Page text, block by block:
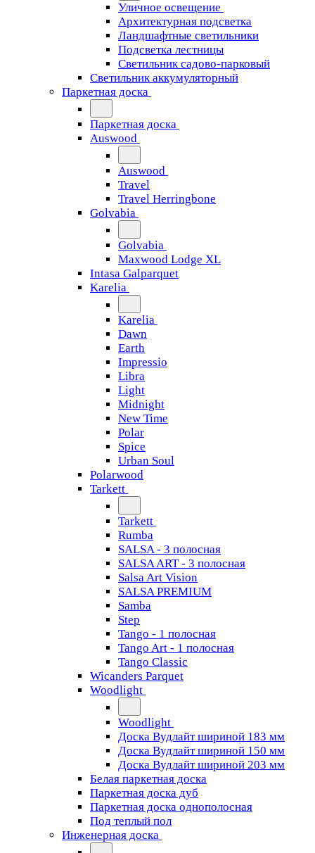
Уличное освещение
Архитектурная подсветка
Ландшафтные светильники
Подсветка лестницы
Светильник садово-парковый
Светильник аккумуляторный
Паркетная доска
Паркетная доска
Auswood
Auswood
Travel
Travel Herringbone
Golvabia
Golvabia
Maxwood Lodge XL
Intasa Galparquet
Karelia
Karelia
Dawn
Earth
Impressio
Libra
Light
Midnight
New Time
Polar
Spice
Urban Soul
Polarwood
Tarkett
Tarkett
Rumba
SALSA - 3 полосная
SALSA ART - 3 полосная
Salsa Art Vision
SALSA PREMIUM
Samba
Step
Tango - 1 полосная
Tango Art - 1 полосная
Tango Classiс
Wicanders Parquet
Woodlight
Woodlight
Доска Вудлайт шириной 183 мм
Доска Вудлайт шириной 150 мм
Доска Вудлайт шириной 203 мм
Белая паркетная доска
Паркетная доска дуб
Паркетная доска однополосная
Под теплый пол
Инженерная доска